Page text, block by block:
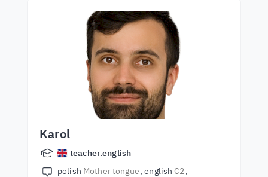
Karol
teacher.english
polish Mother tongue english C2